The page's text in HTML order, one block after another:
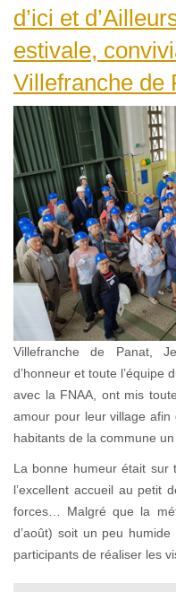
d’ici et
estivale,
Villefranche de
Villefranche de Panat,
d’honneur et toute l’équipe
avec la FNAA, ont mis
amour pour leur village
habitants de la commune
La bonne humeur était sur
l’excellent accueil au petit
forces… Malgré que la
d’août) soit un peu
participants de réaliser les